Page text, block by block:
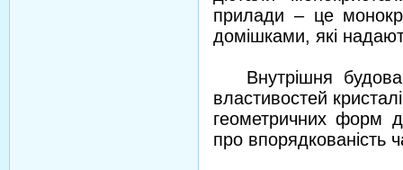
прилади – це
домішками, які
Внутрішня будова
властивостей
геометричних форм
про впорядкованість